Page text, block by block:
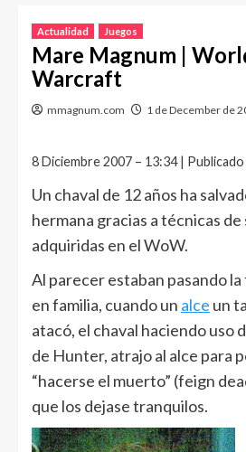
Actualidad Juegos
Mare Magnum |
Warcraft
mmagnum.com 1 de December de
8 Diciembre 2007 – 13:34 |
Un chaval de 12 años ha
hermana gracias a técnicas
adquiridas en el WoW.
Al parecer estaban pasando
en familia, cuando un alce un
atacó, el chaval haciendo uso
de Hunter, atrajo al alce para
“hacerse el muerto” (feign
que los dejase tranquilos.